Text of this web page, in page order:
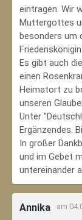
eintragen. Wir
Muttergottes
besonders um
Es gibt auch
einen
Heimatort zu
unseren
Unter
Ergänzendes.
In großer
und im Gebet
untereinander
Annika am